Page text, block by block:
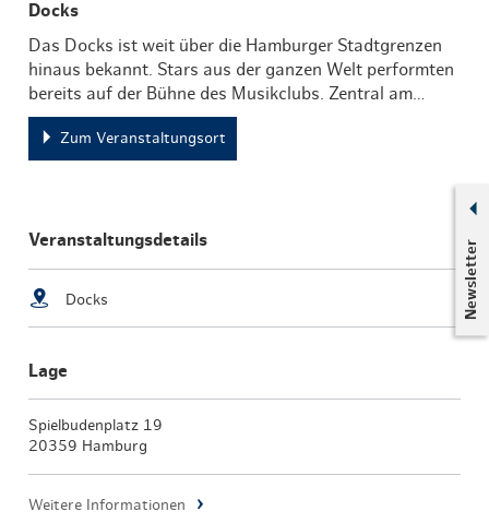
Newsletter
Docks
Das Docks ist weit über die Hamburger Stadtgrenzen
hinaus bekannt. Stars aus der ganzen Welt performten
bereits auf der Bühne des Musikclubs. Zentral am…
Zum Veranstaltungsort
Veranstaltungsdetails
Docks
Lage
Spielbudenplatz 19
20359 Hamburg
Weitere Informationen